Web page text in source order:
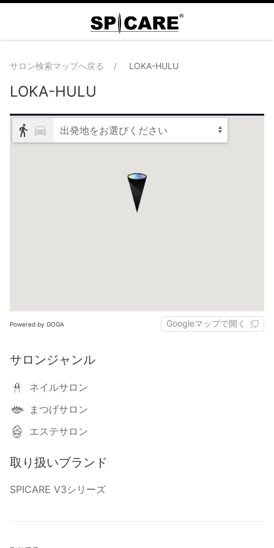
サロン検索マップへ戻る LOKA-HULU
LOKA-HULU
出発地をお選びください
Powered by GOGA Googleマップで開く
サロンジャンル
ネイルサロン
まつげサロン
エステサロン
取り扱いブランド
SPICARE V3シリーズ